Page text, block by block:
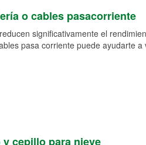
o cables pasacorriente
significativamente el
pasa corriente puede ayudarte
cepillo para nieve